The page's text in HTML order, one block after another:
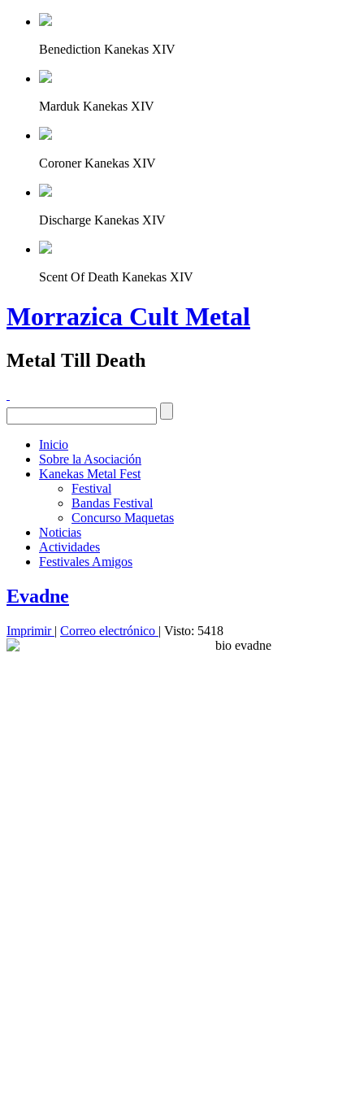
Benediction Kanekas XIV
Marduk Kanekas XIV
Coroner Kanekas XIV
Discharge Kanekas XIV
Scent Of Death Kanekas XIV
Morrazica Cult Metal
Metal Till Death
Inicio
Sobre la Asociación
Kanekas Metal Fest
Festival
Bandas Festival
Concurso Maquetas
Noticias
Actividades
Festivales Amigos
Evadne
Imprimir | Correo electrónico | Visto: 5418